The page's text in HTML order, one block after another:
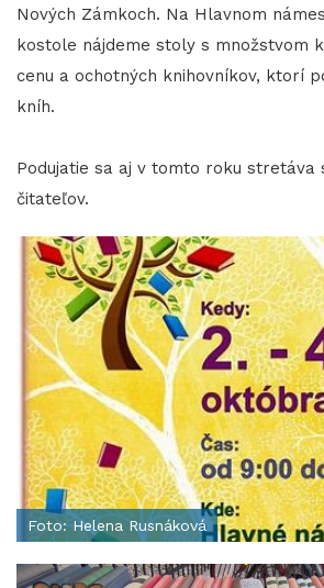
Nových Zámkoch. Na Hlavnom
kostole nájdeme stoly s množstvom
cenu a ochotných knihovníkov, ktorí
kníh.
​​​​​​​Podujatie sa aj v tomto roku stretáva
čitateľov.
Foto: Helena Rusnáková